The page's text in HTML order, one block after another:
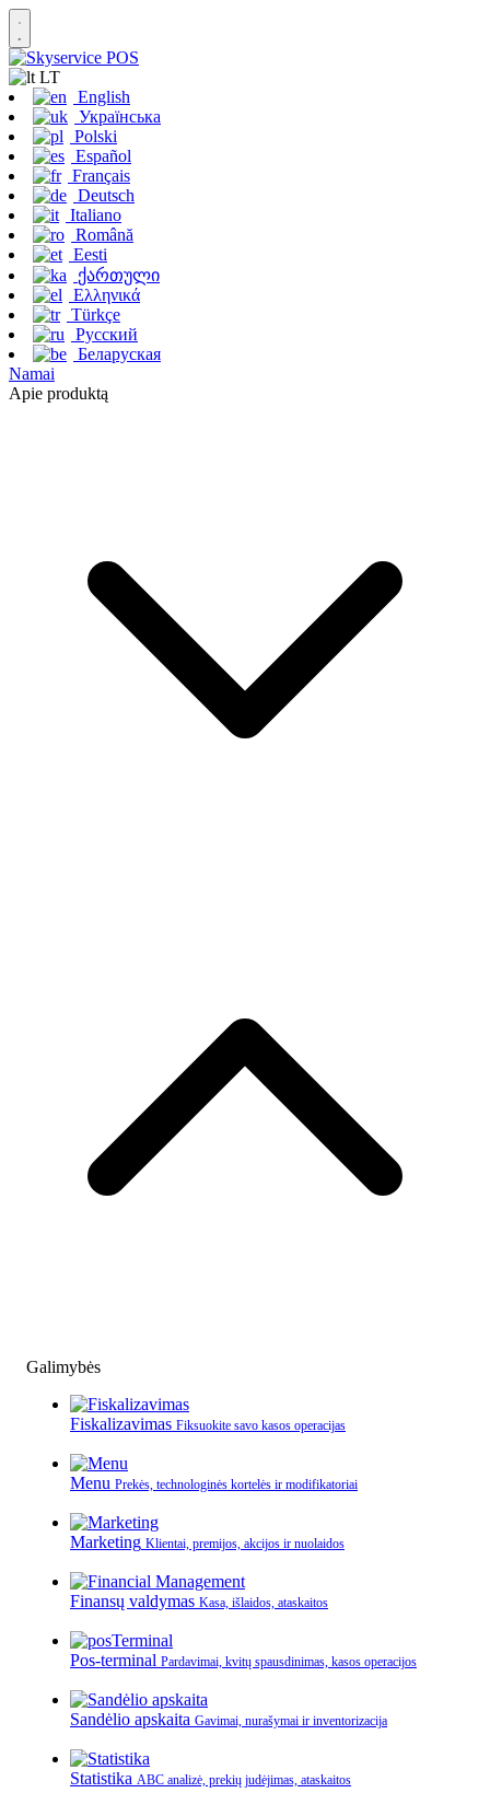
LT
English
Українська
Polski
Español
Français
Deutsch
Italiano
Română
Eesti
ქართული
Ελληνικά
Türkçe
Русский
Беларуская
Namai
Apie produktą
Galimybės
Fiskalizavimas Fiksuokite savo kasos operacijas
Menu Prekės, technologinės kortelės ir modifikatoriai
Marketing Klientai, premijos, akcijos ir nuolaidos
Finansų valdymas Kasa, išlaidos, ataskaitos
Pos-terminal Pardavimai, kvitų spausdinimas, kasos operacijos
Sandėlio apskaita Gavimai, nurašymai ir inventorizacija
Statistika ABC analizė, prekių judėjimas, ataskaitos